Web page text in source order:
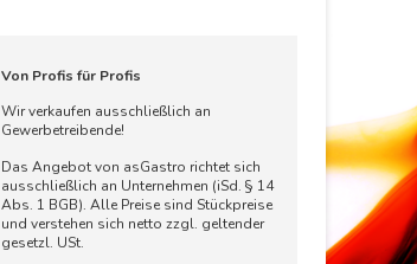
Von Profis für Profis
Wir verkaufen ausschließlich an
Gewerbetreibende!
Das Angebot von asGastro richtet sich
ausschließlich an Unternehmen (iSd. § 14
Abs. 1 BGB). Alle Preise sind Stückpreise
und verstehen sich netto zzgl. geltender
gesetzl. USt.